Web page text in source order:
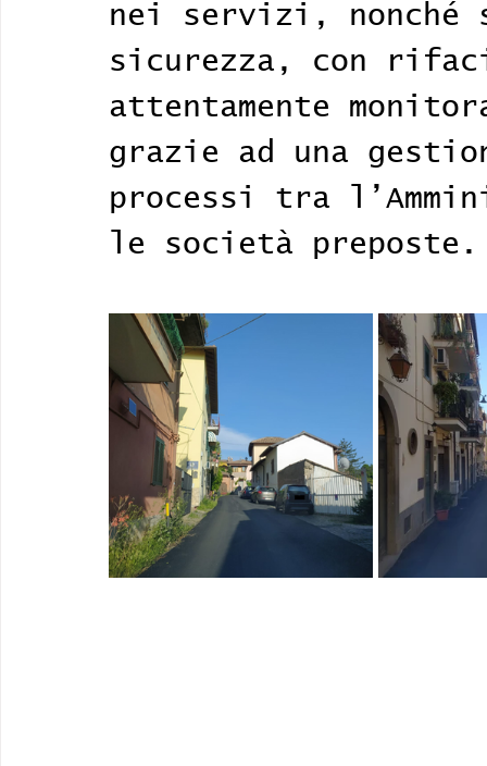
nei servizi, nonché
sicurezza, con
attentamente
grazie ad una
processi tra
le società